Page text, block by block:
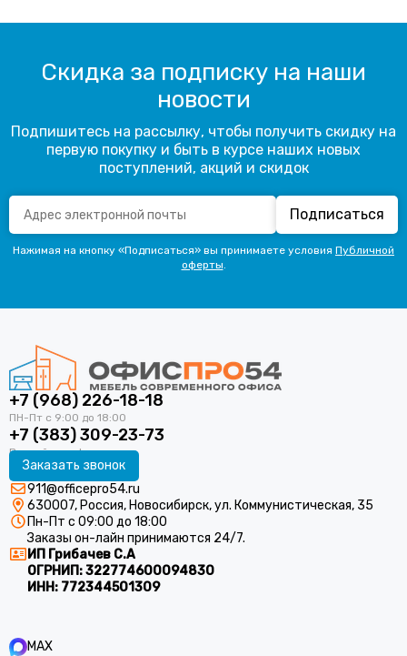
Скидка за подписку на наши
новости
Подпишитесь на рассылку, чтобы получить скидку на
первую покупку и быть в курсе наших новых
поступлений, акций и скидок
Подписаться
Нажимая на кнопку «Подписаться» вы принимаете условия Публичной
оферты.
+7 (968) 226-18-18
+7 (383) 309-23-73
Заказать звонок
911@officepro54.ru
630007, Россия, Новосибирск, ул. Коммунистическая, 35
Пн-Пт с 09:00 до 18:00
Заказы он-лайн принимаются 24/7.
ИП Грибачев С.А
ОГРНИП:322774600094830
ИНН: 772344501309
MAX